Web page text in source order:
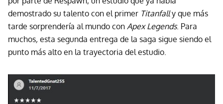
demostrado su talento con el primer Titanfally que más
tarde sorprendería al mundo con Apex Legends. Para
muchos, esta segunda entrega de la saga sigue siendo el
punto más alto en la trayectoria del estudio.